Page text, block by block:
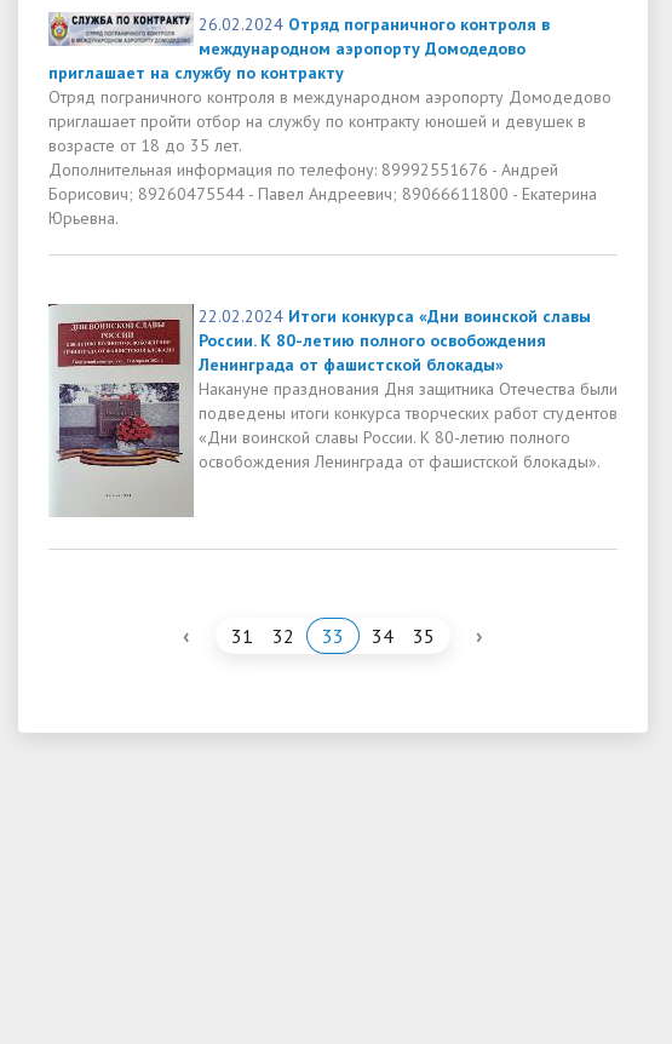
26.02.2024 Отряд пограничного контроля в
международном аэропорту Домодедово
приглашает на службу по контракту
Отряд пограничного контроля в международном аэропорту Домодедово
приглашает пройти отбор на службу по контракту юношей и девушек в
возрасте от 18 до 35 лет.
Дополнительная информация по телефону: 89992551676 - Андрей
Борисович; 89260475544 - Павел Андреевич; 89066611800 - Екатерина
Юрьевна.
22.02.2024 Итоги конкурса «Дни воинской славы
России. К 80-летию полного освобождения
Ленинграда от фашистской блокады»
Накануне празднования Дня защитника Отечества были
подведены итоги конкурса творческих работ студентов
«Дни воинской славы России. К 80-летию полного
освобождения Ленинграда от фашистской блокады».
‹ 31 32 33 34 35 ›